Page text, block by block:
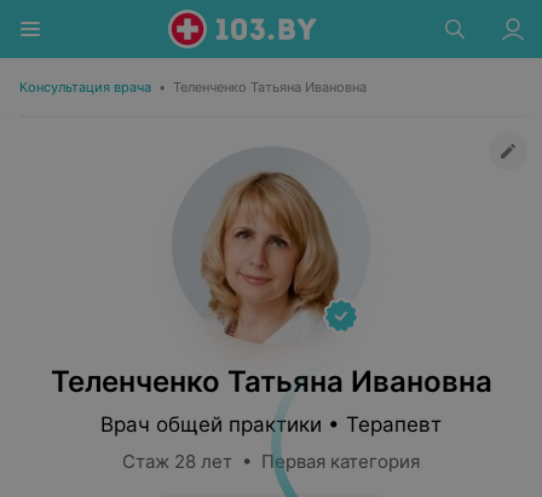
Консультация врача • Теленченко Татьяна Ивановна
Теленченко Татьяна Ивановна
Врач общей практики • Терапевт
Стаж 28 лет • Первая категория